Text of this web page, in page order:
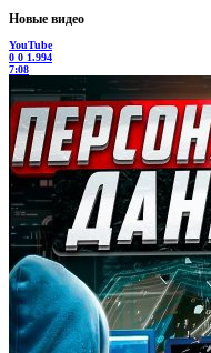
Новые видео
YouTube
0 0 1.994
7:08